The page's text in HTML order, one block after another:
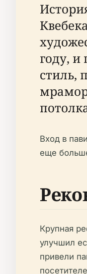
году, и
стиль,
Вход в
еще
Крупная
улучшил
привели